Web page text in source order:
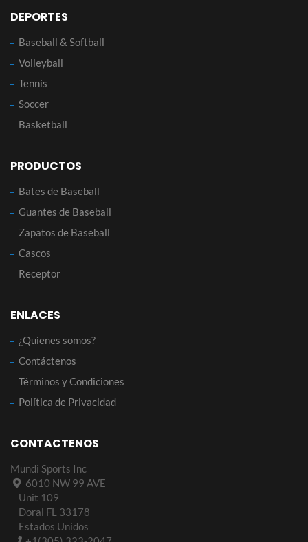
DEPORTES
Baseball & Softball
Volleyball
Tennis
Soccer
Basketball
PRODUCTOS
Bates de Baseball
Guantes de Baseball
Zapatos de Baseball
Cascos
Receptor
ENLACES
¿Quienes somos?
Contáctenos
Términos y Condiciones
Política de Privacidad
CONTACTENOS
Mundi Sports Inc
6010 NW 99 AVE
Unit 109
Doral FL 33178
Estados Unidos